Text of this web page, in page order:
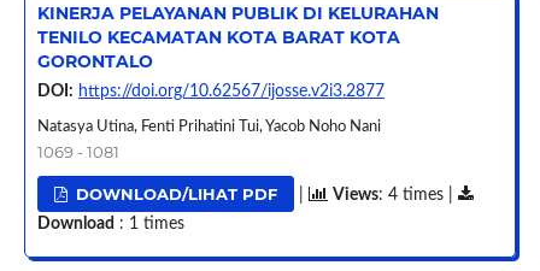
KINERJA PELAYANAN PUBLIK DI KELURAHAN
TENILO KECAMATAN KOTA BARAT KOTA
GORONTALO
DOI: https://doi.org/10.62567/ijosse.v2i3.2877
Natasya Utina, Fenti Prihatini Tui, Yacob Noho Nani
1069 - 1081
DOWNLOAD/LIHAT PDF Views: 4 times |
Download : 1 times